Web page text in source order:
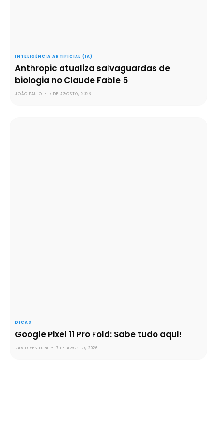
INTELIGÊNCIA ARTIFICIAL (IA)
Anthropic atualiza salvaguardas de
biologia no Claude Fable 5
JOÃO PAULO - 7 DE AGOSTO, 2026
DICAS
Google Pixel 11 Pro Fold: Sabe tudo aqui!
DAVID VENTURA - 7 DE AGOSTO, 2026